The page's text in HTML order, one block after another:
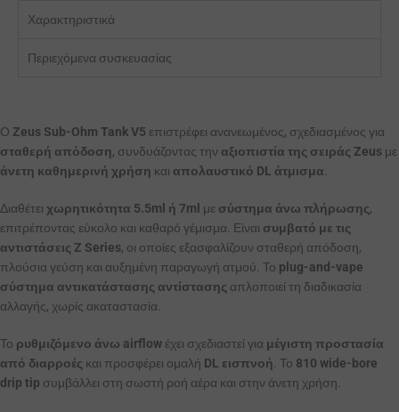
Χαρακτηριστικά
Περιεχόμενα συσκευασίας
Ο Zeus Sub-Ohm Tank V5 επιστρέφει ανανεωμένος, σχεδιασμένος για
σταθερή απόδοση, συνδυάζοντας την αξιοπιστία της σειράς Zeus με
άνετη καθημερινή χρήση και απολαυστικό DL άτμισμα.
Διαθέτει χωρητικότητα 5.5ml ή 7ml με σύστημα άνω πλήρωσης,
επιτρέποντας εύκολο και καθαρό γέμισμα. Είναι συμβατό με τις
αντιστάσεις Z Series, οι οποίες εξασφαλίζουν σταθερή απόδοση,
πλούσια γεύση και αυξημένη παραγωγή ατμού. Το plug-and-vape
σύστημα αντικατάστασης αντίστασης απλοποιεί τη διαδικασία
αλλαγής, χωρίς ακαταστασία.
Το ρυθμιζόμενο άνω airflow έχει σχεδιαστεί για μέγιστη προστασία
από διαρροές και προσφέρει ομαλή DL εισπνοή. Το 810 wide-bore
drip tip συμβάλλει στη σωστή ροή αέρα και στην άνετη χρήση.